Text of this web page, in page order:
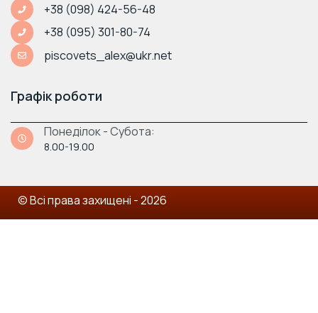
+38 (098) 424-56-48
+38 (095) 301-80-74
piscovets_alex@ukr.net
Графік роботи
Понеділок - Субота:
8.00-19.00
© Всі права захищені - 2026